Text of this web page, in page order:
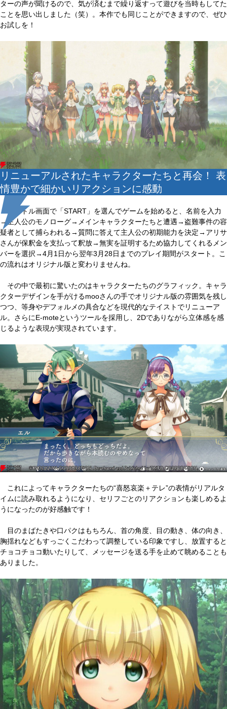
ターの声が聞けるので、気が済むまで繰り返すって遊びを当時もしてた
ことを思い出しました（笑）。本作でも同じことができますので、ぜひ
お試しを！
リニューアルされたキャラクターたちと再会！ 表
情豊かで細かいリアクションに感動
タイトル画面で「START」を選んでゲームを始めると、名前を入力
→主人公のモノローグ→メインキャラクターたちと遭遇→盗難事件の容
疑者として捕らわれる→質問に答えて主人公の初期能力を決定→アリサ
さんが保釈金を支払って釈放→無実を証明するため協力してくれるメン
バーを選択→4月1日から翌年3月28日までのプレイ期間がスタート。こ
の流れはオリジナル版と変わりませんね。
その中で最初に驚いたのはキャラクターたちのグラフィック。キャラ
クターデザインを手がけるmooさんの手でオリジナル版の雰囲気を残し
つつ、等身やデフォルメの具合などを現代的なテイストでリニューア
ル。さらにE-moteというツールを採用し、2Dでありながら立体感を感
じるような表現が実現されています。
これによってキャラクターたちの“喜怒哀楽＋テレ”の表情がリアルタ
イムに読み取れるようになり、セリフごとのリアクションも楽しめるよ
うになったのが好感触です！
目のまばたきや口パクはもちろん、首の角度、目の動き、体の向き、
胸揺れなどもすっごくこだわって調整している印象ですし、放置すると
チョコチョコ動いたりして、メッセージを送る手を止めて眺めることも
ありました。